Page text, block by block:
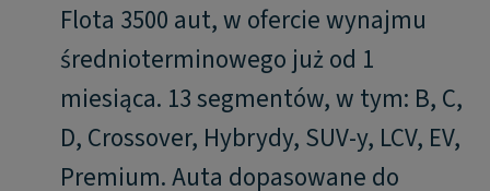
Flota 3500 aut, w ofercie wynajmu
średnioterminowego już od 1
miesiąca. 13 segmentów, w tym: B, C,
D, Crossover, Hybrydy, SUV-y, LCV, EV,
Premium. Auta dopasowane do